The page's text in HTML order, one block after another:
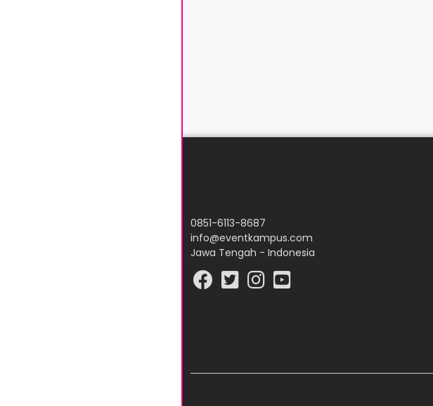
0851-6113-8687
info@eventkampus.com
Jawa Tengah - Indonesia